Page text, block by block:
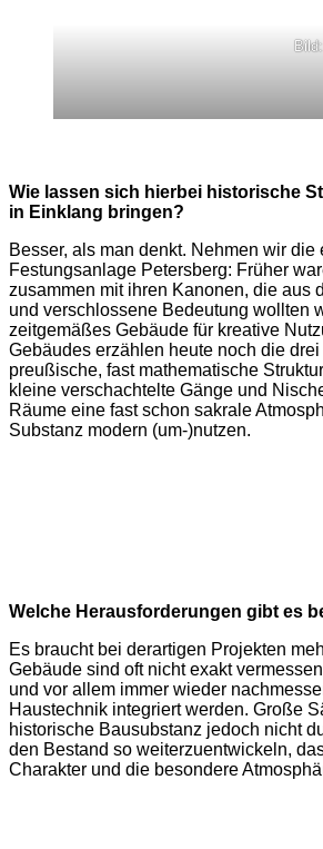
Wie lassen sich hierbei historische
in Einklang bringen?
Besser, als man denkt. Nehmen wir
Festungsanlage Petersberg: Früher
zusammen mit ihren Kanonen, die aus
und verschlossene Bedeutung wollten
zeitgemäßes Gebäude für kreative
Gebäudes erzählen heute noch die
preußische, fast mathematische
kleine verschachtelte Gänge und
Räume eine fast schon sakrale
Substanz modern (um-)nutzen.
Welche Herausforderungen gibt es
Es braucht bei derartigen Projekten
Gebäude sind oft nicht exakt
und vor allem immer wieder
Haustechnik integriert werden. Große
historische Bausubstanz jedoch nicht
den Bestand so weiterzuentwickeln,
Charakter und die besondere